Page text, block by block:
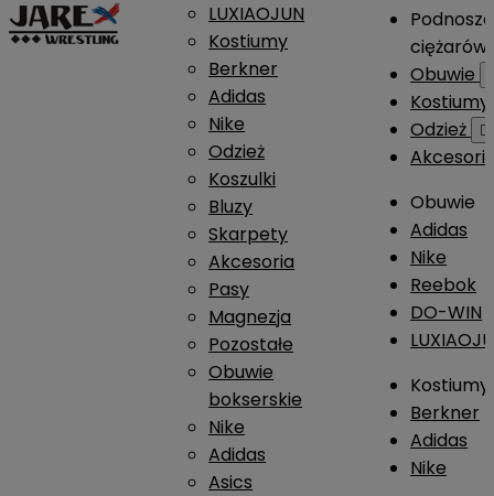
LUXIAOJUN
Kostiumy
Berkner
Adidas
Nike
Odzież
Koszulki
Bluzy
Skarpety
Akcesoria
Pasy
Magnezja
Pozostałe
Obuwie
bokserskie
Nike
Adidas
Asics
ciężarów
Obuwie
Kostiumy
Odzież

Obuwie
Adidas
Nike
Reebok
DO-WIN
Kostiumy
Berkner
Adidas
Nike